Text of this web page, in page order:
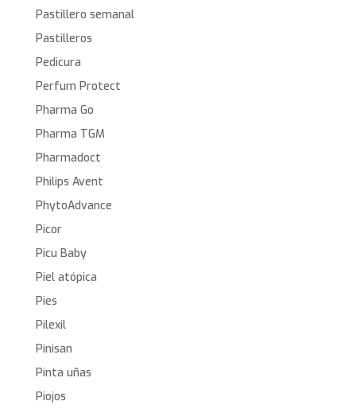
Pastillero semanal
Pastilleros
Pedicura
Perfum Protect
Pharma Go
Pharma TGM
Pharmadoct
Philips Avent
PhytoAdvance
Picor
Picu Baby
Piel atópica
Pies
Pilexil
Pinisan
Pinta uñas
Piojos